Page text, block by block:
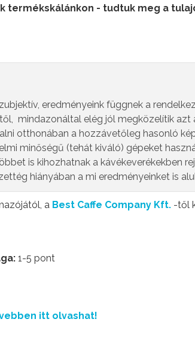
termékskálánkon - tudtuk meg a
eredményeink függnek a
mindazonáltal elég jól megközelítik azt
otthonában a hozzávetőleg hasonló
minőségű (tehát kiváló) gépeket
is kihozhatnak a kávékeverékekben
hiányában a mi eredményeinket is
a Best Caffe Company Kft. -től
1-5 pont
itt olvashat!